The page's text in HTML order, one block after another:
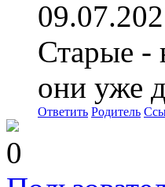
Старые -
они уже
Ответить Родитель
0